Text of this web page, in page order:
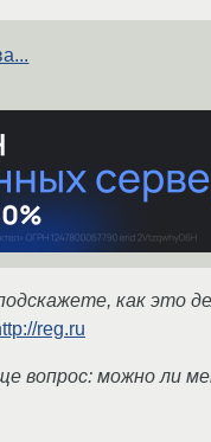
как это
reg.ru
вопрос: можно ли